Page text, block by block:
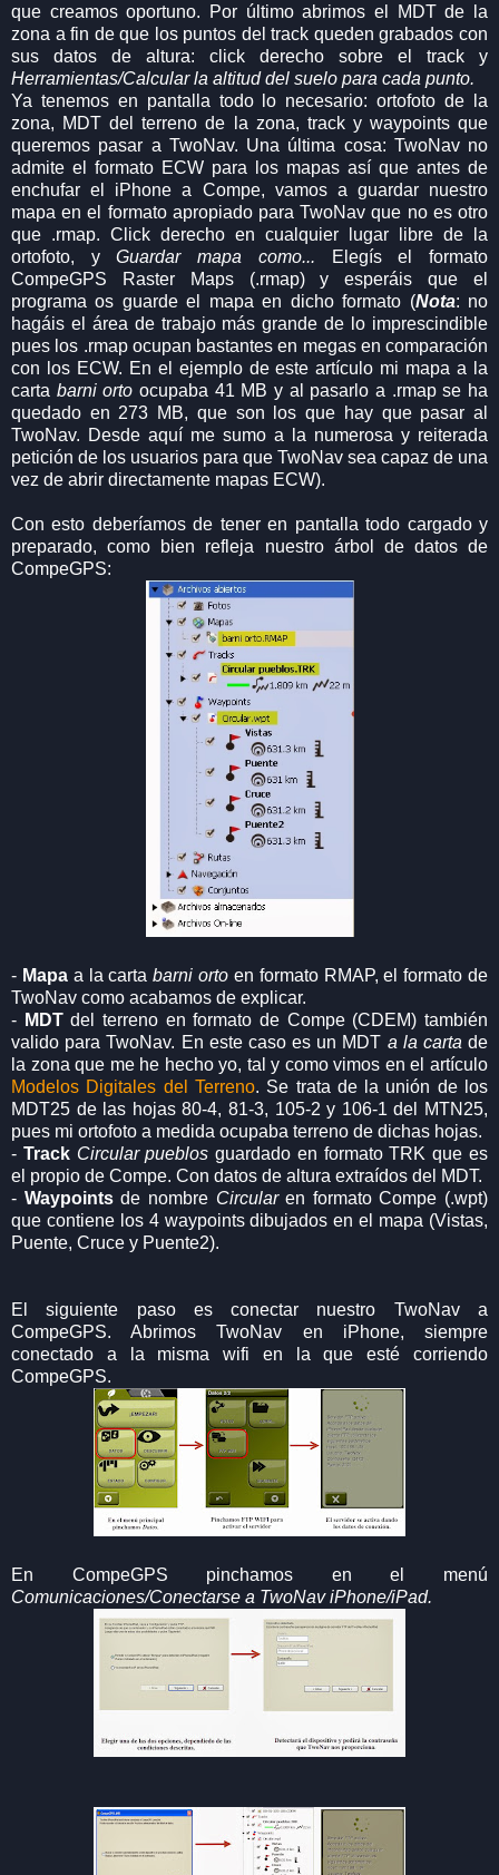
que creamos oportuno. Por último abrimos el MDT de la
zona a fin de que los puntos del track queden grabados con
sus datos de altura: click derecho sobre el track y
Herramientas/Calcular la altitud del suelo para cada punto.
Ya tenemos en pantalla todo lo necesario: ortofoto de la
zona, MDT del terreno de la zona, track y waypoints que
queremos pasar a TwoNav. Una última cosa: TwoNav no
admite el formato ECW para los mapas así que antes de
enchufar el iPhone a Compe, vamos a guardar nuestro
mapa en el formato apropiado para TwoNav que no es otro
que .rmap. Click derecho en cualquier lugar libre de la
ortofoto, yGuardar mapa como... Elegís el formato
CompeGPS Raster Maps (.rmap) y esperáis que el
programa os guarde el mapa en dicho formato (Nota: no
hagáis el área de trabajo más grande de lo imprescindible
pues los .rmap ocupan bastantes en megas en comparación
con los ECW. En el ejemplo de este artículo mi mapa a la
carta barni ortoocupaba 41 MB y al pasarlo a .rmap se ha
quedado en 273 MB, que son los que hay que pasar al
TwoNav. Desde aquí me sumo a la numerosa y reiterada
petición de los usuarios para que TwoNav sea capaz de una
vez de abrir directamente mapas ECW).
Con esto deberíamos de tener en pantalla todo cargado y
preparado, como bien refleja nuestro árbol de datos de
CompeGPS:
- Mapaa la cartabarni orto en formato RMAP, el formato de
TwoNav como acabamos de explicar.
- MDTdel terreno en formato de Compe (CDEM) también
valido para TwoNav. En este caso es un MDT a la carta de
la zona que me he hecho yo, tal y como vimos en el artículo
Modelos Digitales del Terreno. Se trata de la unión de los
MDT25 de las hojas 80-4, 81-3, 105-2 y 106-1 del MTN25,
pues mi ortofoto a medida ocupaba terreno de dichas hojas.
- Track Circular pueblos guardado en formato TRK que es
el propio de Compe. Con datos de altura extraídos del MDT.
- Waypointsde nombre Circularen formato Compe (.wpt)
que contiene los 4 waypoints dibujados en el mapa (Vistas,
Puente, Cruce y Puente2).
El siguiente paso es conectar nuestro TwoNav a
CompeGPS. Abrimos TwoNav en iPhone, siempre
conectado a la misma wifi en la que esté corriendo
CompeGPS.
En CompeGPS pinchamos en el menú
Comunicaciones/Conectarse a TwoNav iPhone/iPad.